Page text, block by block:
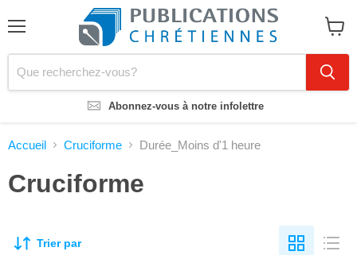
Abonnez-vous à notre infolettre
le
panier
Accueil Cruciforme Durée_Moins d'1 heure
Cruciforme
Trier par